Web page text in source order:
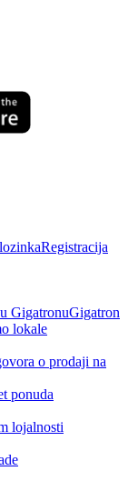
Registracija
GigatronuGigatron
lokale
o prodaji na
ponuda
lojalnosti